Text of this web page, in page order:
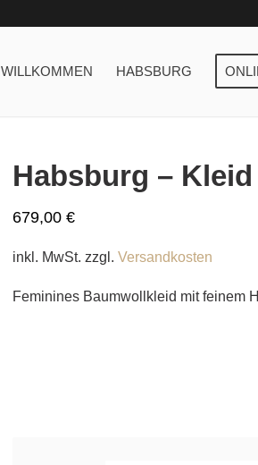
WILLKOMMEN HABSBURG
Habsburg –
679,00€
inkl. MwSt. zzgl.Versandkosten
Feminines Baumwollkleid mit feinem